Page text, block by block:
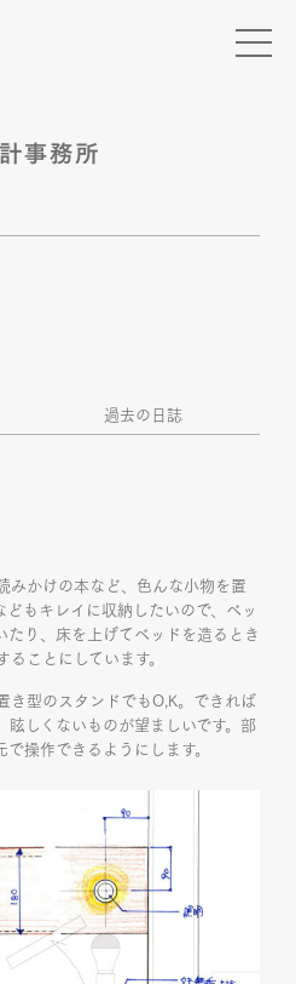
過去の日誌
みかけの本など、色んな小物を置
どもキレイに収納したいので、ベッ
たり、床を上げてベッドを造るとき
ことにしています。
き型のスタンドでもO,K。できれば
しくないものが望ましいです。部
操作できるようにします。